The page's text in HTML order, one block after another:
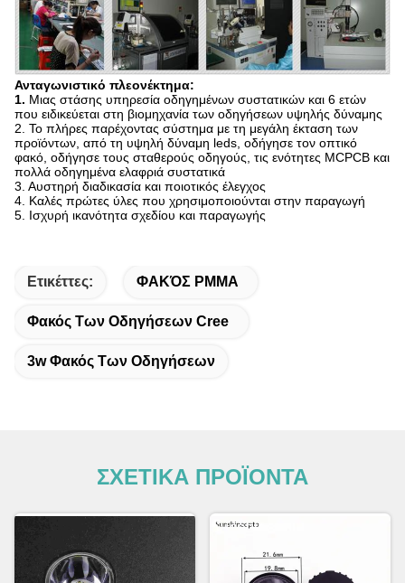
Ανταγωνιστικό πλεονέκτημα:
1. Μιας στάσης υπηρεσία οδηγημένων συστατικών και 6 ετών
που ειδικεύεται στη βιομηχανία των οδηγήσεων υψηλής δύναμης
2. Το πλήρες παρέχοντας σύστημα με τη μεγάλη έκταση των
προϊόντων, από τη υψηλή δύναμη leds, οδήγησε τον οπτικό
φακό, οδήγησε τους σταθερούς οδηγούς, τις ενότητες MCPCB και
πολλά οδηγημένα ελαφριά συστατικά
3. Αυστηρή διαδικασία και ποιοτικός έλεγχος
4. Καλές πρώτες ύλες που χρησιμοποιούνται στην παραγωγή
5. Ισχυρή ικανότητα σχεδίου και παραγωγής
Ετικέττες: ΦΑΚΌΣ PMMA
Φακός Των Οδηγήσεων Cree
3w Φακός Των Οδηγήσεων
ΣΧΕΤΙΚΑ ΠΡΟΪΟΝΤΑ